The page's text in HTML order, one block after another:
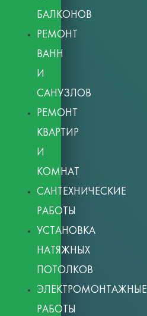
БАЛКОНОВ
РЕМОНТ
ВАНН
И
САНУЗЛОВ
РЕМОНТ
КВАРТИР
И
КОМНАТ
САНТЕХНИЧЕСКИЕ
РАБОТЫ
УСТАНОВКА
НАТЯЖНЫХ
ПОТОЛКОВ
ЭЛЕКТРОМОНТАЖНЫЕ
РАБОТЫ